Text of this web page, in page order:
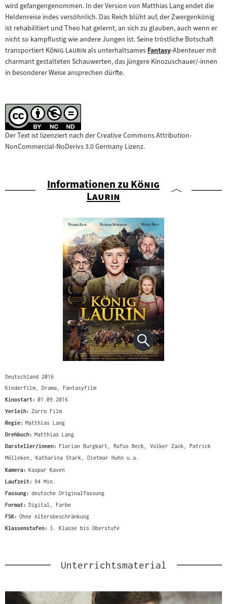
wird gefangengenommen. In der Version von Matthias Lang endet die
Heldenreise indes versöhnlich. Das Reich blüht auf, der Zwergenkönig
ist rehabilitiert und Theo hat gelernt, an sich zu glauben, auch wenn er
nicht so kampflustig wie andere Jungen ist. Seine tröstliche Botschaft
transportiert "König Laurin "als unterhaltsamesZum
Inhalt:
Fantasy-Abenteuer mit
charmant gestalteten Schauwerten, das jüngere Kinozuschauer/-innen
in besonderer Weise ansprechen dürfte.
Der Text ist lizenziert nach der Creative Commons Attribution-
NonCommercial-NoDerivs 3.0 Germany Lizenz.
Informationen zu "
König
Laurin
Deutschland 2016
Kinderfilm, Drama, Fantasyfilm
Kinostart: 01.09.2016
Verleih: Zorro Film
Regie: Matthias Lang
Drehbuch: Matthias Lang
Darsteller/innen: Florian Burgkart, Rufus Beck, Volker Zack, Patrick
Mölleken, Katharina Stark, Dietmar Huhn u.a.
Kamera: Kaspar Kaven
Laufzeit: 94 Min.
Fassung: deutsche Originalfassung
Format: Digital, Farbe
FSK: Ohne Altersbeschränkung
Klassenstufen: 3. Klasse bis Oberstufe
Unterrichtsmaterial